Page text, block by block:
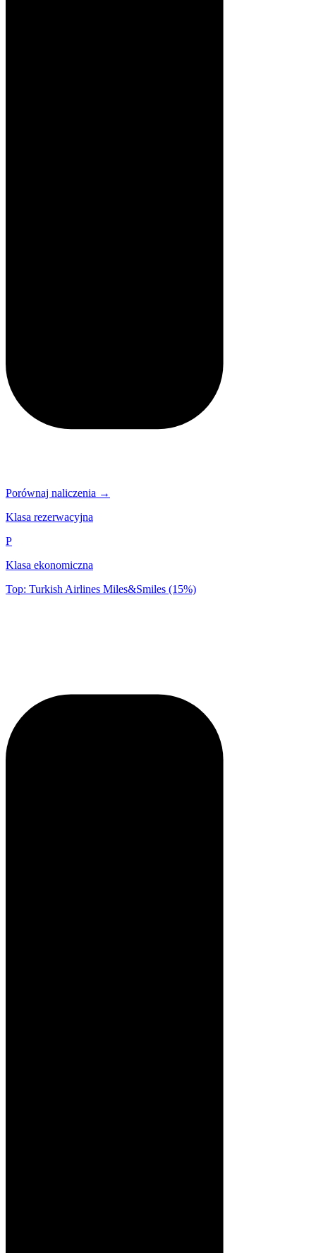
Porównaj naliczenia →
Klasa rezerwacyjna
P
Klasa ekonomiczna
Top: Turkish Airlines Miles&Smiles (15%)